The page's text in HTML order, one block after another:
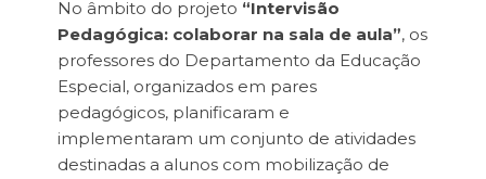
No âmbito do projeto “Intervisão
Pedagógica: colaborar na sala de aula”, os
professores do Departamento da Educação
Especial, organizados em pares
pedagógicos, planificaram e
implementaram um conjunto de atividades
destinadas a alunos com mobilização de